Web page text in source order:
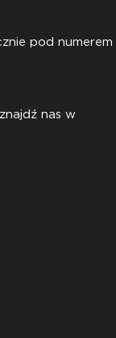
pod numerem
nas w